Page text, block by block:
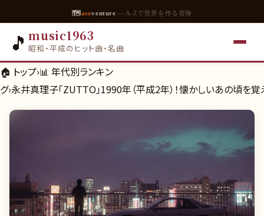
🗺asoventure — A-Zで世界を作る冒険
🎵 music1963
昭和・平成のヒット曲・名曲
🏠 トップ›📊 年代別ランキン
グ›永井真理子「ZUTTO」1990年（平成2年）！懐かしいあの頃を覚